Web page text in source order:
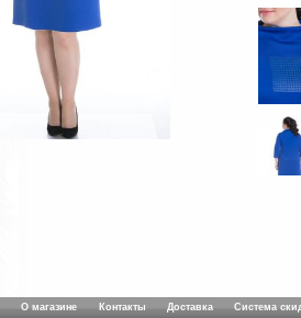
О магазине Контакты Доставка Система